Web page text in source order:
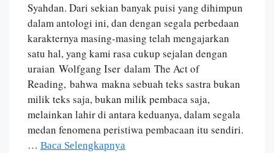
Syahdan. Dari sekian banyak puisi yang dihimpun
dalam antologi ini, dan dengan segala perbedaan
karakternya masing-masing telah mengajarkan
satu hal, yang kami rasa cukup sejalan dengan
uraian Wolfgang Iser dalam The Act of
Reading, bahwa makna sebuah teks sastra bukan
milik teks saja, bukan milik pembaca saja,
melainkan lahir di antara keduanya, dalam segala
medan fenomena peristiwa pembacaan itu sendiri.
… Baca Selengkapnya